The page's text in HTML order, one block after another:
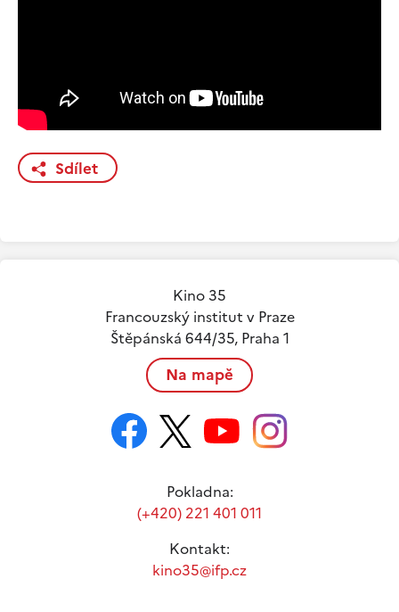
Sdílet
Kino 35
Francouzský institut v Praze
Štěpánská 644/35, Praha 1
Na mapě
Pokladna:
(+420) 221 401 011
Kontakt:
kino35@ifp.cz